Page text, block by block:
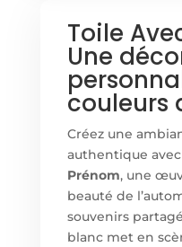
Toile
Une
couleurs
Créez une
authentique
Prénom, une
beauté de
souvenirs
blanc met en